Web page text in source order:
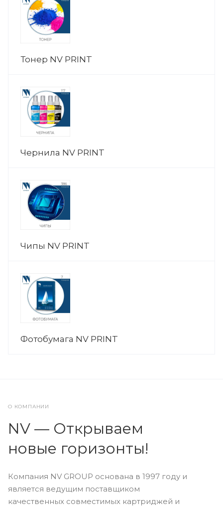
Тонер NV PRINT
Чернила NV PRINT
Чипы NV PRINT
Фотобумага NV PRINT
О КОМПАНИИ
NV — Открываем
новые горизонты!
Компания NV GROUP основана в 1997 году и
является ведущим поставщиком
качественных совместимых картриджей и